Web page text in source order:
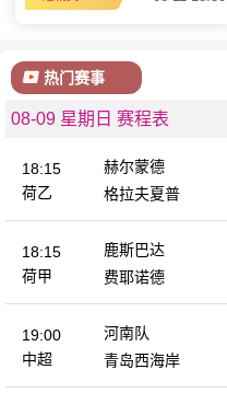
热门赛事
08-09 星期日 赛程表
18:15
荷乙
赫尔蒙德
格拉夫夏普
18:15
荷甲
鹿斯巴达
费耶诺德
19:00
中超
河南队
青岛西海岸